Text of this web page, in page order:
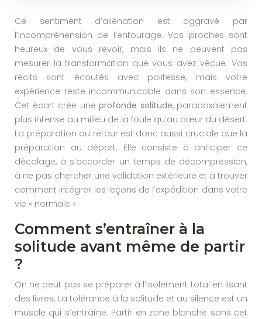
Ce sentiment d’aliénation est aggravé par
l’incompréhension de l’entourage. Vos proches sont
heureux de vous revoir, mais ils ne peuvent pas
mesurer la transformation que vous avez vécue. Vos
récits sont écoutés avec politesse, mais votre
expérience reste incommunicable dans son essence.
Cet écart crée une profonde solitude, paradoxalement
plus intense au milieu de la foule qu’au cœur du désert.
La préparation au retour est donc aussi cruciale que la
préparation au départ. Elle consiste à anticiper ce
décalage, à s’accorder un temps de décompression,
à ne pas chercher une validation extérieure et à trouver
comment intégrer les leçons de l’expédition dans votre
vie « normale ».
Comment s’entraîner à la
solitude avant même de partir
?
On ne peut pas se préparer à l’isolement total en lisant
des livres. La tolérance à la solitude et au silence est un
muscle qui s’entraîne. Partir en zone blanche sans cet